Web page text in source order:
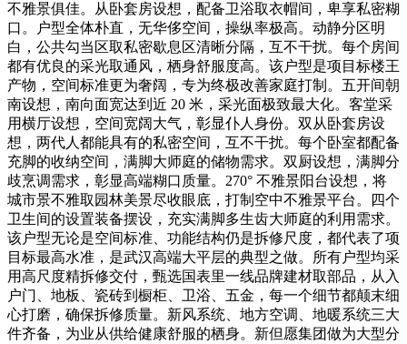
不雅景俱佳。从卧套房设想，配备卫浴取衣帽间，卑享私密糊
口。户型全体朴直，无华侈空间，操纵率极高。动静分区明
白，公共勾当区取私密歇息区清晰分隔，互不干扰。每个房间
都有优良的采光取通风，栖身舒服度高。该户型是项目标楼王
产物，空间标准更为奢阔，专为终极改善家庭打制。五开间朝
南设想，南向面宽达到近 20 米，采光面极致最大化。客堂采
用横厅设想，空间宽阔大气，彰显仆人身份。双从卧套房设
想，两代人都能具有的私密空间，互不干扰。每个卧室都配备
充脚的收纳空间，满脚大师庭的储物需求。双厨设想，满脚分
歧烹调需求，彰显高端糊口质量。270° 不雅景阳台设想，将
城市景不雅取园林美景尽收眼底，打制空中不雅景平台。四个
卫生间的设置装备摆设，充实满脚多生齿大师庭的利用需求。
该户型无论是空间标准、功能结构仍是拆修尺度，都代表了项
目标最高水准，是武汉高端大平层的典型之做。所有户型均采
用高尺度精拆修交付，甄选国表里一线品牌建材取部品，从入
户门、地板、瓷砖到橱柜、卫浴、五金，每一个细节都颠末细
心打磨，确保拆修质量。新风系统、地方空调、地暖系统三大
件齐备，为业从供给健康舒服的栖身。新但愿集团做为大型分